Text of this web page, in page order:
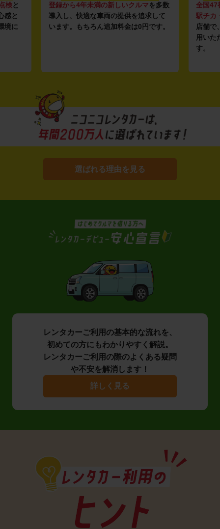
検と
感と
境に
登録から4年未満の新しいクルマを多数
導入し、快適な車両の提供を追求して
います。もちろん追加料金は0円です。
全国47
駅チカ
店舗で
用いた
す。
選ばれる理由を見る
レンタカーご利用の基本的な流れを、
初めての方にもわかりやすく解説。
レンタカーご利用の際のよくある疑問
や不安を解消します！
詳しく見る